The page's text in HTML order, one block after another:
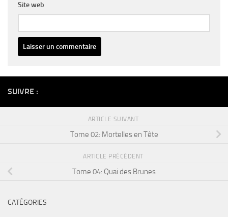
Site web
SUIVRE :
ARTICLE SUIVANT
Tome 02: Mortelles en Tête
ARTICLE PRÉCÉDENT
Tome 04: Quai des Brunes
CATÉGORIES